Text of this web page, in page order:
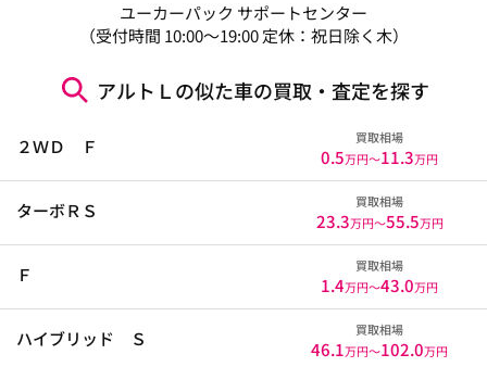
ユーカーパック サポートセンター
（受付時間 10:00～19:00 定休：祝日除く木）
アルトＬの似た車の買取・査定を探す
２ＷＤ Ｆ 買取相場
0.5万円〜11.3万円
ターボＲＳ 買取相場
23.3万円〜55.5万円
Ｆ 買取相場
1.4万円〜43.0万円
ハイブリッド Ｓ 買取相場
46.1万円〜102.0万円